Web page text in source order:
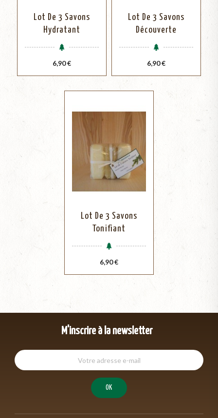
Lot De 3 Savons
Hydratant
Prix
6,90 €
Lot De 3 Savons
Découverte
Prix
6,90 €
Lot De 3 Savons
Tonifiant
Prix
6,90 €
M'inscrire à la newsletter